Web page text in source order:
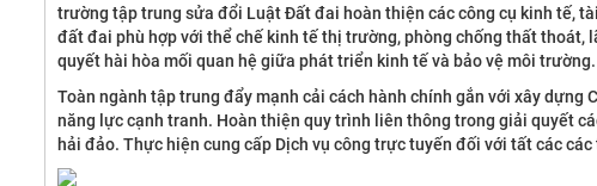
trường tập trung sửa đổi Luật Đất đai hoàn thiện các công cụ kinh tế,
đất đai phù hợp với thể chế kinh tế thị trường, phòng chống thất
quyết hài hòa mối quan hệ giữa phát triển kinh tế và bảo vệ môi trường.
Toàn ngành tập trung đẩy mạnh cải cách hành chính gắn với xây
năng lực cạnh tranh. Hoàn thiện quy trình liên thông trong giải quyết
hải đảo. Thực hiện cung cấp Dịch vụ công trực tuyến đối với tất các